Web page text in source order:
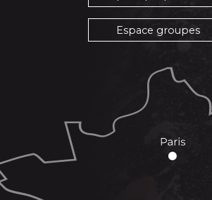
Espace groupes